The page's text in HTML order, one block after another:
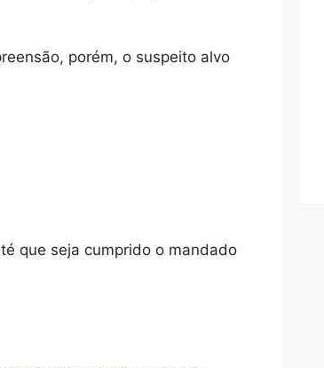
porém, o suspeito alvo
que seja cumprido o mandado